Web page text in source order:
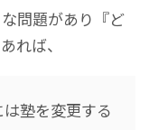
問題があり『ど
れば、
塾を変更する